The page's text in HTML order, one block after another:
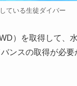
ている生徒ダイバー
）を取得して、
ンスの取得が必